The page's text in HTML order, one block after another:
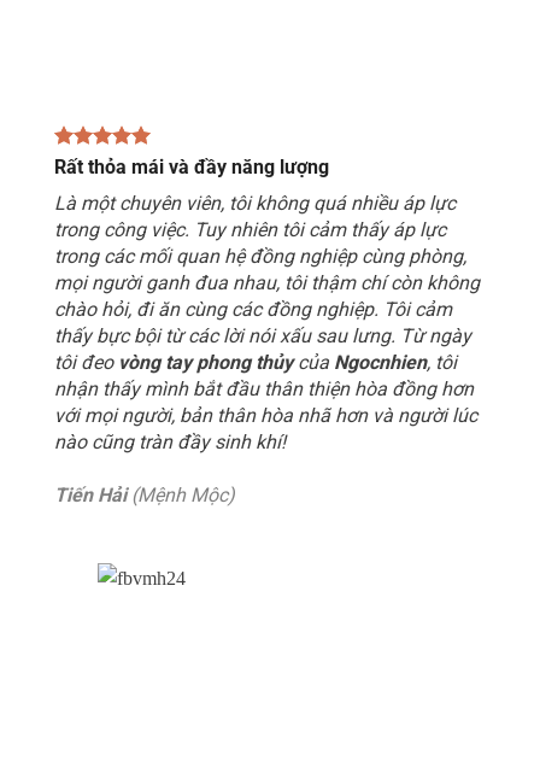
Rất thỏa mái và đầy năng lượng
Là một chuyên viên, tôi không quá nhiều áp lực
trong công việc. Tuy nhiên tôi cảm thấy áp lực
trong các mối quan hệ đồng nghiệp cùng phòng,
mọi người ganh đua nhau, tôi thậm chí còn không
chào hỏi, đi ăn cùng các đồng nghiệp. Tôi cảm
thấy bực bội từ các lời nói xấu sau lưng. Từ ngày
tôi đeo vòng tay phong thủycủa Ngocnhien, tôi
nhận thấy mình bắt đầu thân thiện hòa đồng hơn
với mọi người, bản thân hòa nhã hơn và người lúc
nào cũng tràn đầy sinh khí!
Tiến Hải(Mệnh Mộc)